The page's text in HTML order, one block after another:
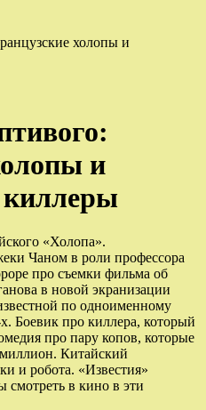
холопы и
и
киллеры
«Холопа».
Чаном в роли профессора
про съемки фильма об
в новой экранизации
по одноименному
Боевик про киллера, который
про пару копов, которые
Китайский
и робота. «Известия»
смотреть в кино в эти